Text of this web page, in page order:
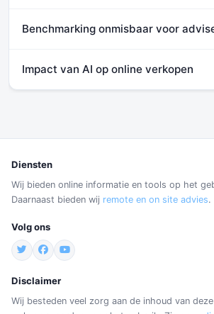
Benchmarking onmisbaar voor
Impact van AI op online verkopen
Diensten
Wij bieden online informatie en tools op het
Daarnaast bieden wij remote en on site advies.
Volg ons
Disclaimer
Wij besteden veel zorg aan de inhoud van